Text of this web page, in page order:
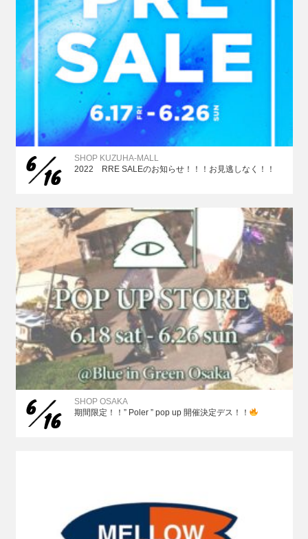
6 16
SHOP KUZUHA-MALL
2022 RRE SALEのお知らせ！！！お見逃しなく！！
6 16
SHOP OSAKA
期間限定！！” Poler ” pop up 開催決定デス！！